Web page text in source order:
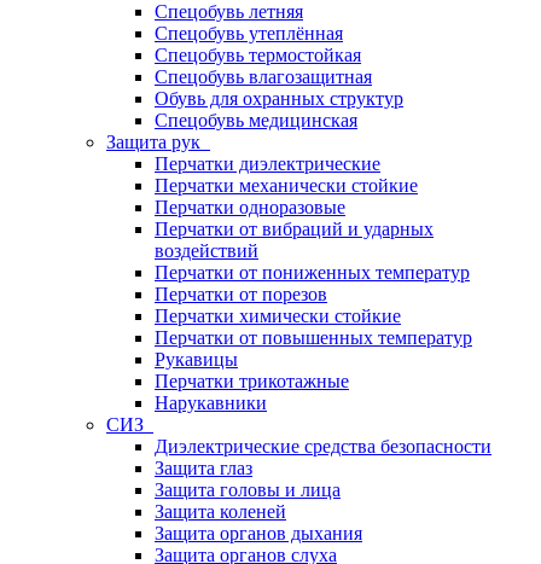
Спецобувь летняя
Спецобувь утеплённая
Спецобувь термостойкая
Спецобувь влагозащитная
Обувь для охранных структур
Спецобувь медицинская
Защита рук
Перчатки диэлектрические
Перчатки механически стойкие
Перчатки одноразовые
Перчатки от вибраций и ударных
воздействий
Перчатки от пониженных температур
Перчатки от порезов
Перчатки химически стойкие
Перчатки от повышенных температур
Рукавицы
Перчатки трикотажные
Нарукавники
СИЗ
Диэлектрические средства безопасности
Защита глаз
Защита головы и лица
Защита коленей
Защита органов дыхания
Защита органов слуха